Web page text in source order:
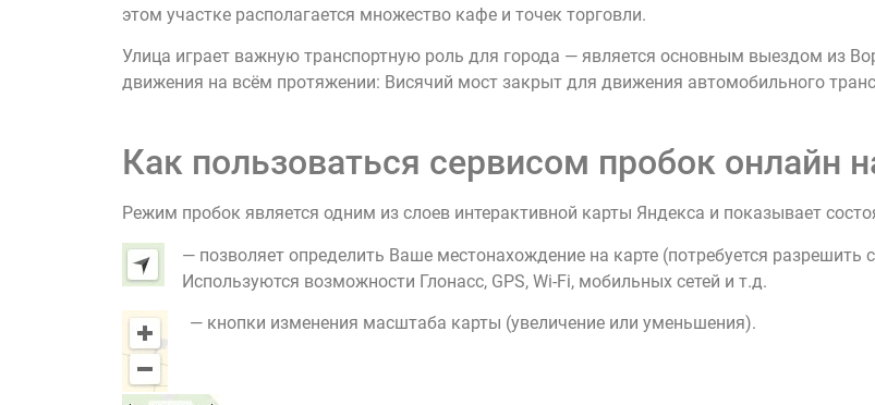
этом участке располагается множество кафе и точек торговли.
Улица играет важную транспортную роль для города — является основным выездом из
движения на всём протяжении: Висячий мост закрыт для движения автомобильного
Как пользоваться сервисом пробок онлайн
Режим пробок является одним из слоев интерактивной карты Яндекса и показывает
— позволяет определить Ваше местонахождение на карте (потребуется
Используются возможности Глонасс, GPS, Wi-Fi, мобильных сетей и т.д.
— кнопки изменения масштаба карты (увеличение или уменьшения).